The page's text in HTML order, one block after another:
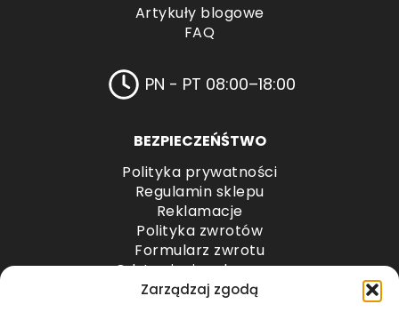
Zarządzaj zgodą
Artykuły blogowe
FAQ
PN - PT 08:00–18:00
BEZPIECZEŃŚTWO
Polityka prywatności
Regulamin sklepu
Reklamacje
Polityka zwrotów
Formularz zwrotu
Odstąpienie od umowy
Odstąpienie od umowy – przesyłki paletowe